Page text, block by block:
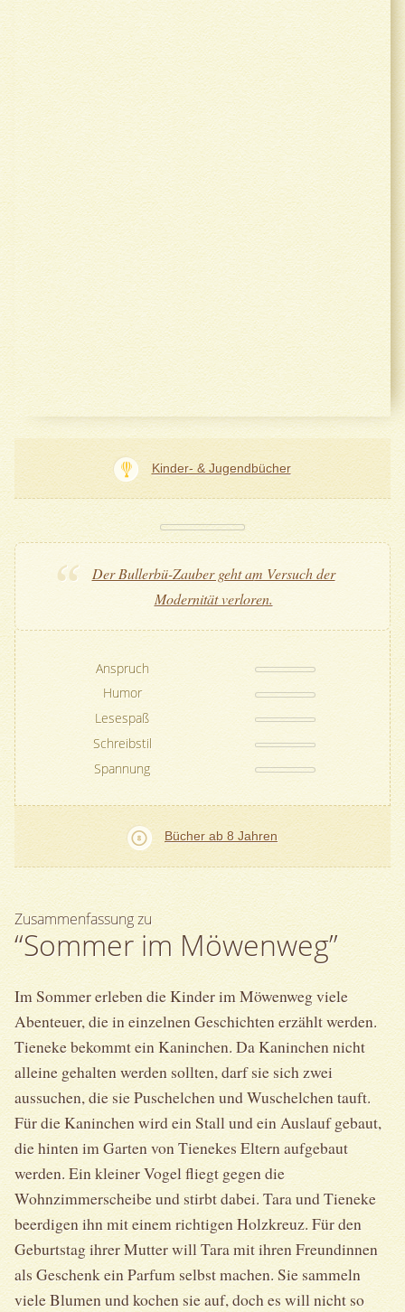
Kinder- & Jugendbücher
Der Bullerbü-Zauber geht am Versuch der
Modernität verloren.
Anspruch
Humor
Lesespaß
Schreibstil
Spannung
Bücher ab 8 Jahren
Zusammenfassung zu
“Sommer im Möwenweg”
Im Sommer erleben die Kinder im Möwenweg viele
Abenteuer, die in einzelnen Geschichten erzählt werden.
Tieneke bekommt ein Kaninchen. Da Kaninchen nicht
alleine gehalten werden sollten, darf sie sich zwei
aussuchen, die sie Puschelchen und Wuschelchen tauft.
Für die Kaninchen wird ein Stall und ein Auslauf gebaut,
die hinten im Garten von Tienekes Eltern aufgebaut
werden. Ein kleiner Vogel fliegt gegen die
Wohnzimmerscheibe und stirbt dabei. Tara und Tieneke
beerdigen ihn mit einem richtigen Holzkreuz. Für den
Geburtstag ihrer Mutter will Tara mit ihren Freundinnen
als Geschenk ein Parfum selbst machen. Sie sammeln
viele Blumen und kochen sie auf, doch es will nicht so